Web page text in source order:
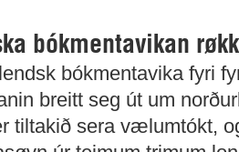
bókmentavikan
bókmentavika fyri
breitt seg út um
tiltakið sera vælumtókt,